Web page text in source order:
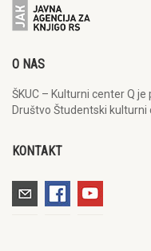
O NAS
ŠKUC – Kulturni center Q
Društvo Študentski kulturni
KONTAKT